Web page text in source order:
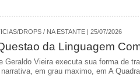
DROPS / NA ESTANTE | 25/07/2026
da Linguagem
Geraldo Vieira executa sua forma de
em grau maximo, em A